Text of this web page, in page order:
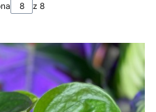
produkty
z 8